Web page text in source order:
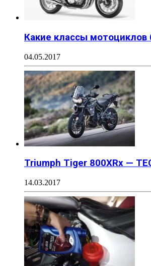
Какие классы мотоциклов
04.05.2017
Triumph Tiger 800XRx —
14.03.2017